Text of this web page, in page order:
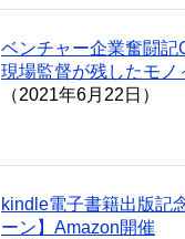
ベンチャー企業奮闘記
現場監督が残したモノ
（2021年6月22日）
kindle電子書籍出版記
ーン】Amazon開催